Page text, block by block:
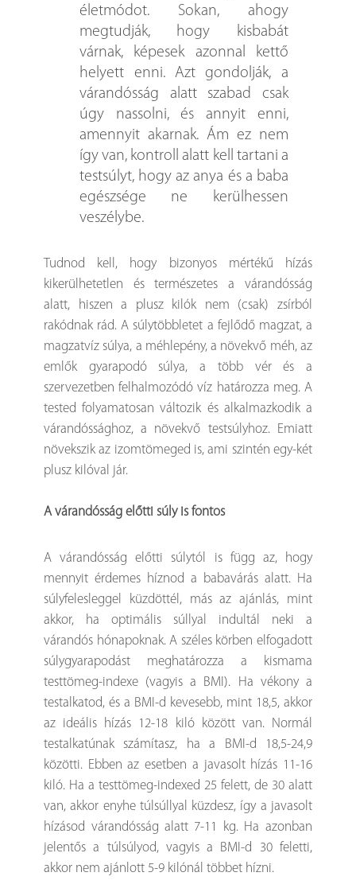
életmódot. Sokan, ahogy
megtudják, hogy kisbabát
várnak, képesek azonnal kettő
helyett enni. Azt gondolják, a
várandósság alatt szabad csak
úgy nassolni, és annyit enni,
amennyit akarnak. Ám ez nem
így van, kontroll alatt kell tartani a
testsúlyt, hogy az anya és a baba
egészsége ne kerülhessen
veszélybe.
Tudnod kell, hogy bizonyos mértékű hízás
kikerülhetetlen és természetes a várandósság
alatt, hiszen a plusz kilók nem (csak) zsírból
rakódnak rád. A súlytöbbletet a fejlődő magzat, a
magzatvíz súlya, a méhlepény, a növekvő méh, az
emlők gyarapodó súlya, a több vér és a
szervezetben felhalmozódó víz határozza meg. A
tested folyamatosan változik és alkalmazkodik a
várandóssághoz, a növekvő testsúlyhoz. Emiatt
növekszik az izomtömeged is, ami szintén egy-két
plusz kilóval jár.
A várandósság előtti súly is fontos
A várandósság előtti súlytól is függ az, hogy
mennyit érdemes híznod a babavárás alatt. Ha
súlyfelesleggel küzdöttél, más az ajánlás, mint
akkor, ha optimális súllyal indultál neki a
várandós hónapoknak. A széles körben elfogadott
súlygyarapodást meghatározza a kismama
testtömeg-indexe (vagyis a BMI). Ha vékony a
testalkatod, és a BMI-d kevesebb, mint 18,5, akkor
az ideális hízás 12-18 kiló között van. Normál
testalkatúnak számítasz, ha a BMI-d 18,5-24,9
közötti. Ebben az esetben a javasolt hízás 11-16
kiló. Ha a testtömeg-indexed 25 felett, de 30 alatt
van, akkor enyhe túlsúllyal küzdesz, így a javasolt
hízásod várandósság alatt 7-11 kg. Ha azonban
jelentős a túlsúlyod, vagyis a BMI-d 30 feletti,
akkor nem ajánlott 5-9 kilónál többet hízni.